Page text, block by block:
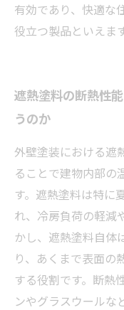
有効であり、快適な
役立つ製品といえます
遮熱塗料の断熱性
うのか
外壁塗装における遮
ることで建物内部の
す。遮熱塗料は特に
れ、冷房負荷の軽減
かし、遮熱塗料自体
り、あくまで表面の
する役割です。断熱
ンやグラスウールな